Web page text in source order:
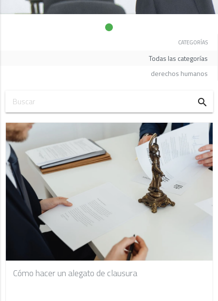
CATEGORÍAS
Todas las categorías
derechos humanos
search
Cómo hacer un alegato de clausura